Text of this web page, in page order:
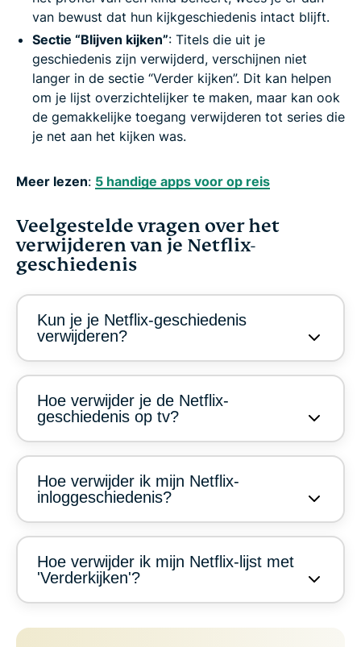
van bewust dat hun kijkgeschiedenis intact blijft.
Sectie “Blijven kijken”: Titels die uit je
geschiedenis zijn verwijderd, verschijnen niet
langer in de sectie “Verder kijken”. Dit kan helpen
om je lijst overzichtelijker te maken, maar kan ook
de gemakkelijke toegang verwijderen tot series die
je net aan het kijken was.
Meer lezen: 5 handige apps voor op reis
Veelgestelde vragen over het
verwijderen van je Netflix-
geschiedenis
Kun je je Netflix-geschiedenis
verwijderen?
Hoe verwijder je de Netflix-
geschiedenis op tv?
Hoe verwijder ik mijn Netflix-
inloggeschiedenis?
Hoe verwijder ik mijn Netflix-lijst met
'Verderkijken'?